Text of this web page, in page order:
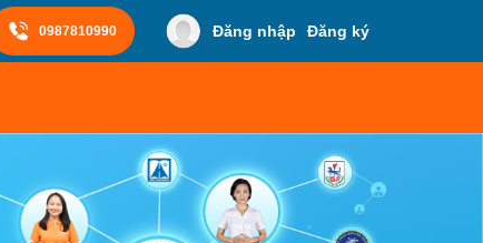
0987810990 Đăng nhập Đăng ký